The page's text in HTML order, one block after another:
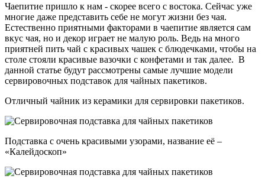
Чаепитие пришло к нам - скорее всего с востока. Сейчас уже
многие даже представить себе не могут жизни без чая.
Естественно приятными факторами в чаепитие является сам
вкус чая, но и декор играет не малую роль. Ведь на много
приятней пить чай с красивых чашек с блюдечками, чтобы на
столе стояли красивые вазочки с конфетами и так далее. В
данной статье будут рассмотрены самые лучшие модели
сервировочных подставок для чайных пакетиков.
Отличный чайник из керамики для сервировки пакетиков.
Подставка с очень красивыми узорами, название её –
«Калейдоскоп»